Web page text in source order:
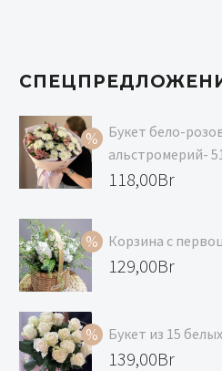
Букет бело-
альстромерий-
составляла
129,00Br.
118,00Br
цена:
118,00Br.
Корзина с
139,00Br.
129,00Br
129,00Br.
Букет из 15
139,00Br